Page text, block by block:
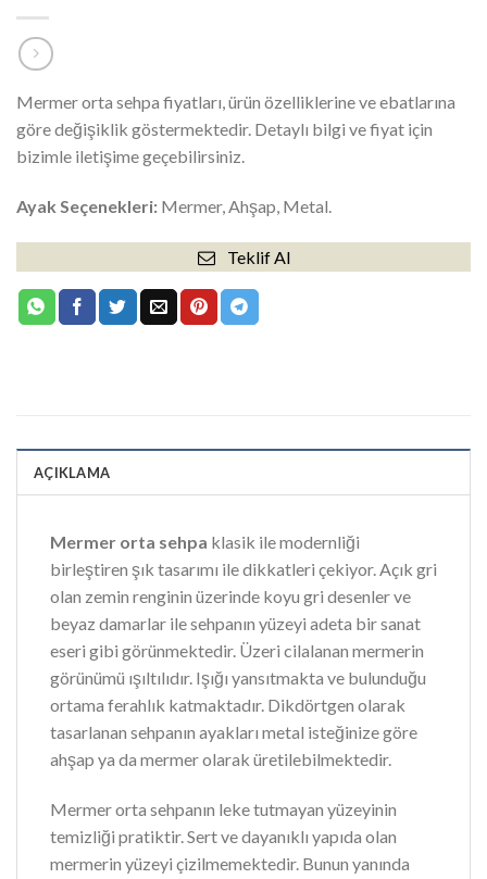
Mermer orta sehpa fiyatları, ürün özelliklerine ve ebatlarına
göre değişiklik göstermektedir. Detaylı bilgi ve fiyat için
bizimle iletişime geçebilirsiniz.
Ayak Seçenekleri: Mermer, Ahşap, Metal.
Teklif Al
AÇIKLAMA
Mermer orta sehpa klasik ile modernliği
birleştiren şık tasarımı ile dikkatleri çekiyor. Açık gri
olan zemin renginin üzerinde koyu gri desenler ve
beyaz damarlar ile sehpanın yüzeyi adeta bir sanat
eseri gibi görünmektedir. Üzeri cilalanan mermerin
görünümü ışıltılıdır. Işığı yansıtmakta ve bulunduğu
ortama ferahlık katmaktadır. Dikdörtgen olarak
tasarlanan sehpanın ayakları metal isteğinize göre
ahşap ya da mermer olarak üretilebilmektedir.
Mermer orta sehpanın leke tutmayan yüzeyinin
temizliği pratiktir. Sert ve dayanıklı yapıda olan
mermerin yüzeyi çizilmemektedir. Bunun yanında